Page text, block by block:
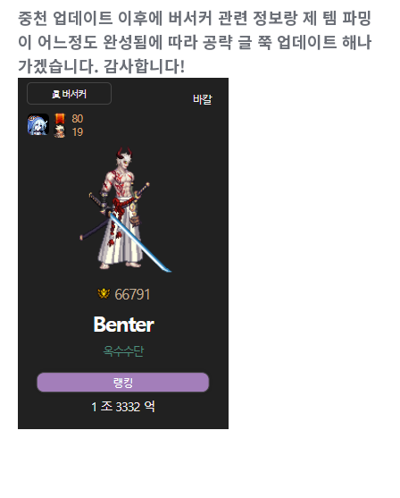
중천 업데이트 이후에 버서커 관련 정보랑 제 템 파밍
이 어느정도 완성됨에 따라 공략 글 쭉 업데이트 해나
가겠습니다. 감사합니다!